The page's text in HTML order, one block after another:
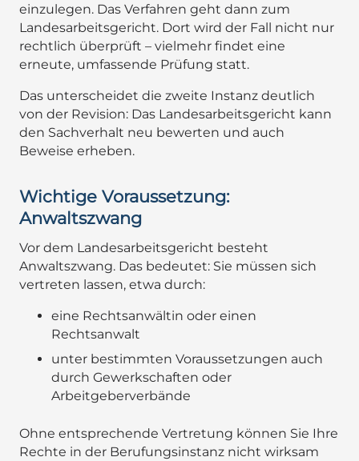
einzulegen. Das Verfahren geht dann zum
Landesarbeitsgericht. Dort wird der Fall nicht nur
rechtlich überprüft – vielmehr findet eine
erneute, umfassende Prüfung statt.
Das unterscheidet die zweite Instanz deutlich
von der Revision: Das Landesarbeitsgericht kann
den Sachverhalt neu bewerten und auch
Beweise erheben.
Wichtige Voraussetzung:
Anwaltszwang
Vor dem Landesarbeitsgericht besteht
Anwaltszwang. Das bedeutet: Sie müssen sich
vertreten lassen, etwa durch:
eine Rechtsanwältin oder einen
Rechtsanwalt
unter bestimmten Voraussetzungen auch
durch Gewerkschaften oder
Arbeitgeberverbände
Ohne entsprechende Vertretung können Sie Ihre
Rechte in der Berufungsinstanz nicht wirksam